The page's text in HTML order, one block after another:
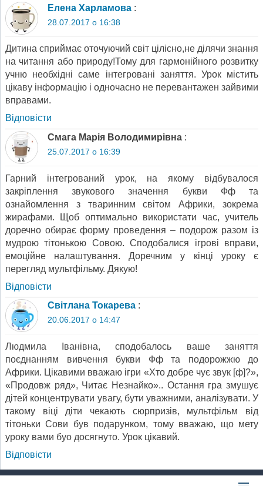
Елена Харламова :
28.07.2017 о 16:38
Дитина сприймає оточуючий світ цілісно,не ділячи знання
на читання або природу!Тому для гармонійного розвитку
учню необхідні саме інтегровані заняття. Урок містить
цікаву інформацію і одночасно не перевантажен зайвими
вправами.
Відповіcти
Смага Марія Володимирівна :
25.07.2017 о 16:39
Гарний інтегрований урок, на якому відбувалося
закріплення звукового значення букви Фф та
ознайомлення з тваринним світом Африки, зокрема
жирафами. Щоб оптимально використати час, учитель
доречно обирає форму проведення – подорож разом із
мудрою тітонькою Совою. Сподобалися ігрові вправи,
емоційне налаштування. Доречним у кінці уроку є
перегляд мультфільму. Дякую!
Відповіcти
Світлана Токарева :
20.06.2017 о 14:47
Людмила Іванівна, сподобалось ваше заняття
поєднанням вивчення букви Фф та подорожжю до
Африки. Цікавими вважаю ігри «Хто добре чує звук [ф]?»,
«Продовж ряд», Читає Незнайко».. Остання гра змушує
дітей концентрувати увагу, бути уважними, аналізувати. У
такому віці діти чекають сюрпризів, мультфільм від
тітоньки Сови був подарунком, тому вважаю, що мету
уроку вами буо досягнуто. Урок цікавий.
Відповіcти